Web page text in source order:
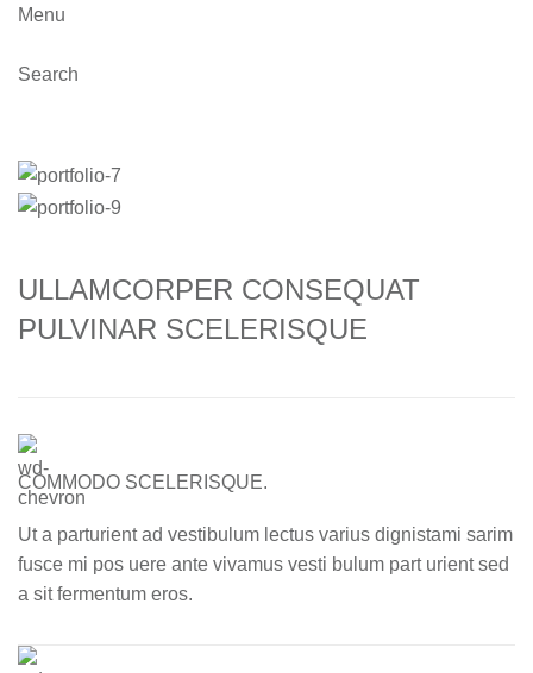
Menu
Search
ULLAMCORPER CONSEQUAT
PULVINAR SCELERISQUE
COMMODO SCELERISQUE.
Ut a parturient ad vestibulum lectus varius dignistami sarim
fusce mi pos uere ante vivamus vesti bulum part urient sed
a sit fermentum eros.